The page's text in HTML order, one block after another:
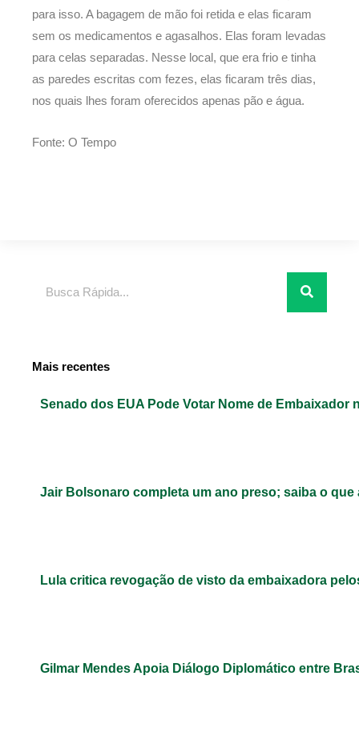
para isso. A bagagem de mão foi retida e elas ficaram
sem os medicamentos e agasalhos. Elas foram levadas
para celas separadas. Nesse local, que era frio e tinha
as paredes escritas com fezes, elas ficaram três dias,
nos quais lhes foram oferecidos apenas pão e água.
Fonte: O Tempo
Mais recentes
Senado dos EUA Pode Votar Nome de Embaixador
Jair Bolsonaro completa um ano preso; saiba o que
Lula critica revogação de visto da embaixadora
Gilmar Mendes Apoia Diálogo Diplomático entre